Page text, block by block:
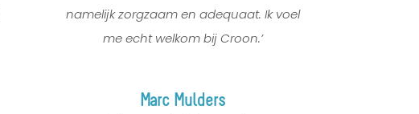
namelijk zorgzaam en adequaat. Ik voel
me echt welkom bij Croon.’
Marc Mulders